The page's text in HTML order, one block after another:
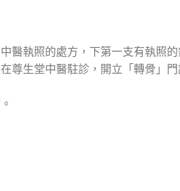
醫執照的處方，下第一支有執照
尊生堂中醫駐診，開立「轉骨」